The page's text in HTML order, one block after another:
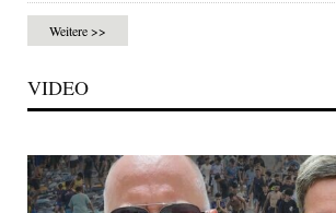
Weitere >>
VIDEO